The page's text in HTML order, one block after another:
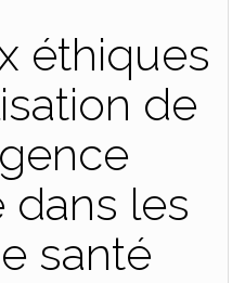
éthiques
de
dans les
santé